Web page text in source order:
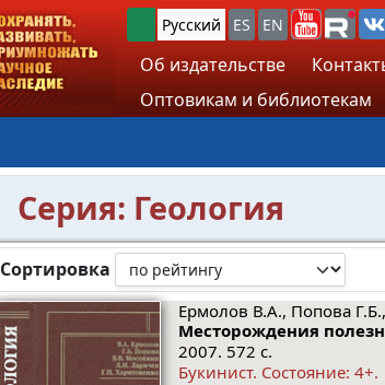
Русский ES EN
Об издательстве
Оптовикам и библиотекам
Серия: Геология
Сортировка
Ермолов В.А., Попова
Месторождения
2007. 572 с.
Букинист. Состояние: 4+.